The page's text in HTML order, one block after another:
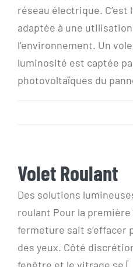
réseau électrique. C’est
adaptée à une
l’environnement. Un
luminosité est captée
photovoltaïques du
Volet
Volet Roulant
Des solutions
roulant Pour la
fermeture sait s’effacer
des yeux. Côté